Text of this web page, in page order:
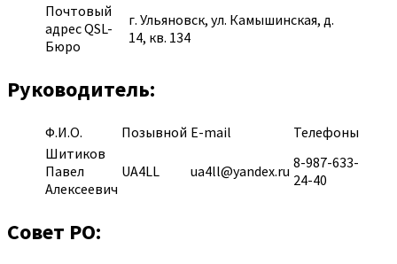
Почтовый
адрес QSL-
Бюро
г. Ульяновск, ул. Камышинская, д.
14, кв. 134
Руководитель:
Ф.И.О. Позывной E-mail
Телефоны
Шитиков
Павел
Алексеевич
UA4LL ua4ll@yandex.ru 8-987-633-
24-40
Совет РО: